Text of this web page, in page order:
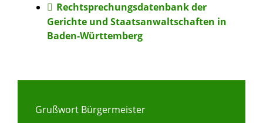
Rechtsprechungsdatenbank der
Gerichte und Staatsanwaltschaften in
Baden-Württemberg
Grußwort Bürgermeister